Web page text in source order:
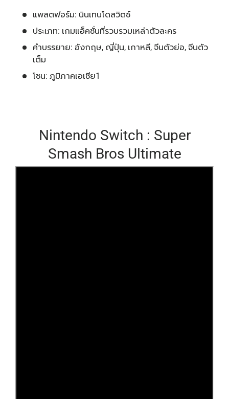
แพลตฟอร์ม: นินเทนโดสวิตช์
ประเภท: เกมแอ็คชั่นที่รวบรวมเหล่าตัวละคร
คำบรรยาย: อังกฤษ, ญี่ปุ่น, เกาหลี, จีนตัวย่อ, จีนตัว
เต็ม
โซน: ภูมิภาคเอเชีย1
Nintendo Switch : Super
Smash Bros Ultimate